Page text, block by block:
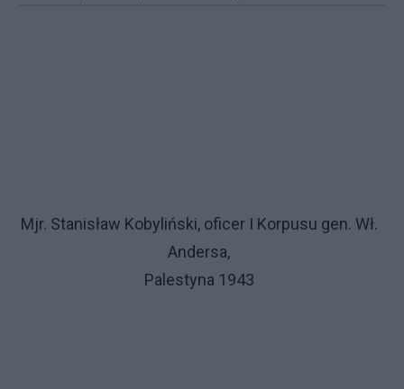
Mjr. Stanisław Kobyliński, oficer I Korpusu gen. Wł.
Andersa,
Palestyna 1943